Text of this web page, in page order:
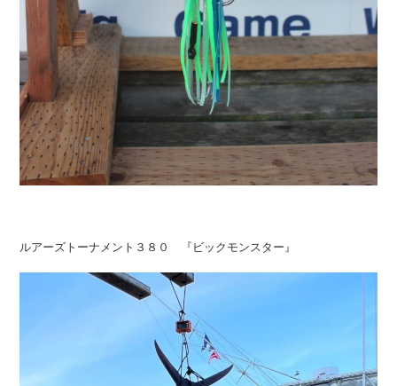
ルアーズトーナメント３８０ 『ビックモンスター』